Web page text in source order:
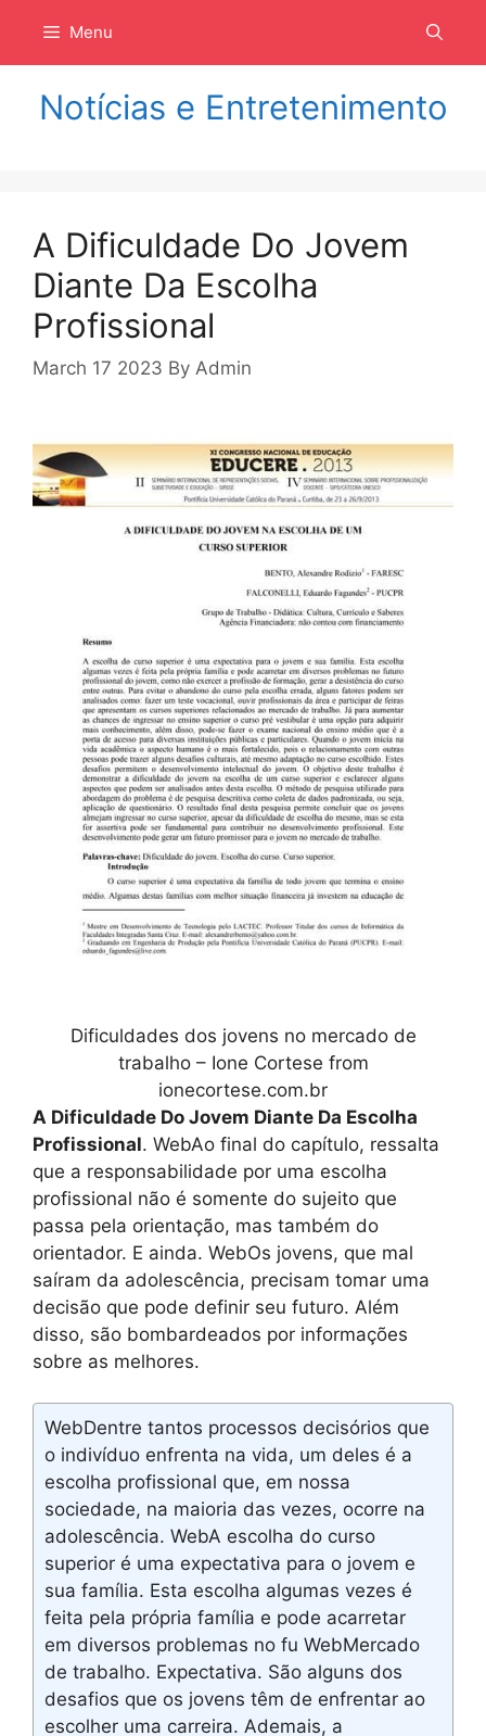
isi
Menu
Notícias e Entretenimento
A Dificuldade Do Jovem
Diante Da Escolha
Profissional
March 17 2023 By Admin
Dificuldades dos jovens no mercado de
trabalho – Ione Cortese from
ionecortese.com.br
A Dificuldade Do Jovem Diante Da Escolha
Profissional. WebAo final do capítulo, ressalta
que a responsabilidade por uma escolha
profissional não é somente do sujeito que
passa pela orientação, mas também do
orientador. E ainda. WebOs jovens, que mal
saíram da adolescência, precisam tomar uma
decisão que pode definir seu futuro. Além
disso, são bombardeados por informações
sobre as melhores.
WebDentre tantos processos decisórios que
o indivíduo enfrenta na vida, um deles é a
escolha profissional que, em nossa
sociedade, na maioria das vezes, ocorre na
adolescência. WebA escolha do curso
superior é uma expectativa para o jovem e
sua família. Esta escolha algumas vezes é
feita pela própria família e pode acarretar
em diversos problemas no fu WebMercado
de trabalho. Expectativa. São alguns dos
desafios que os jovens têm de enfrentar ao
escolher uma carreira. Ademais, a